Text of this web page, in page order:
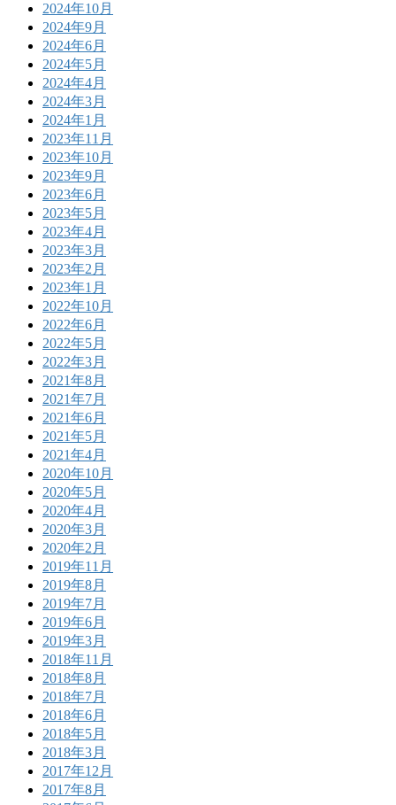
2024年10月
2024年9月
2024年6月
2024年5月
2024年4月
2024年3月
2024年1月
2023年11月
2023年10月
2023年9月
2023年6月
2023年5月
2023年4月
2023年3月
2023年2月
2023年1月
2022年10月
2022年6月
2022年5月
2022年3月
2021年8月
2021年7月
2021年6月
2021年5月
2021年4月
2020年10月
2020年5月
2020年4月
2020年3月
2020年2月
2019年11月
2019年8月
2019年7月
2019年6月
2019年3月
2018年11月
2018年8月
2018年7月
2018年6月
2018年5月
2018年3月
2017年12月
2017年8月